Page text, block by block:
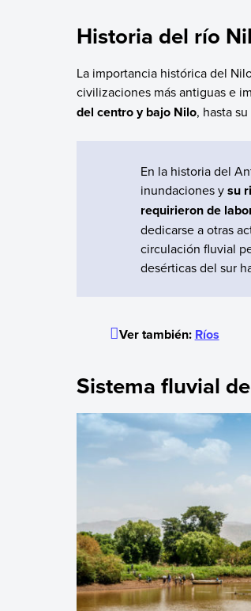
Historia del río
La importancia histórica del
civilizaciones más antiguas e
del centro y bajo Nilo, hasta
En la historia del
inundaciones ysu
requirieron de
dedicarse a otras
circulación fluvial
desérticas del sur
Ver también: Ríos
Sistema fluvial